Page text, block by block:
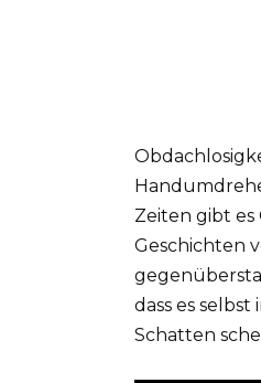
Zeiten gibt es
Geschichten
dass es
Schatten